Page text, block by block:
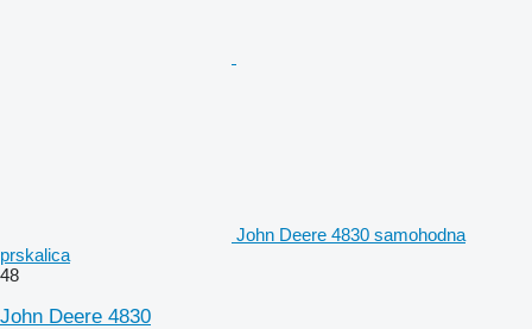
John Deere 4830 samohodna
prskalica
48
John Deere 4830